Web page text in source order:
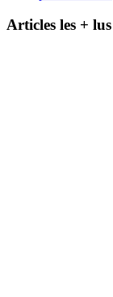
Articles les + lus